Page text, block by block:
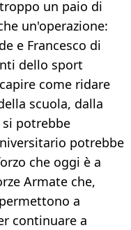
un paio di
un'operazione:
e Francesco di
dello sport
come ridare
scuola, dalla
potrebbe
potrebbe
che oggi è a
Armate che,
a
continuare a